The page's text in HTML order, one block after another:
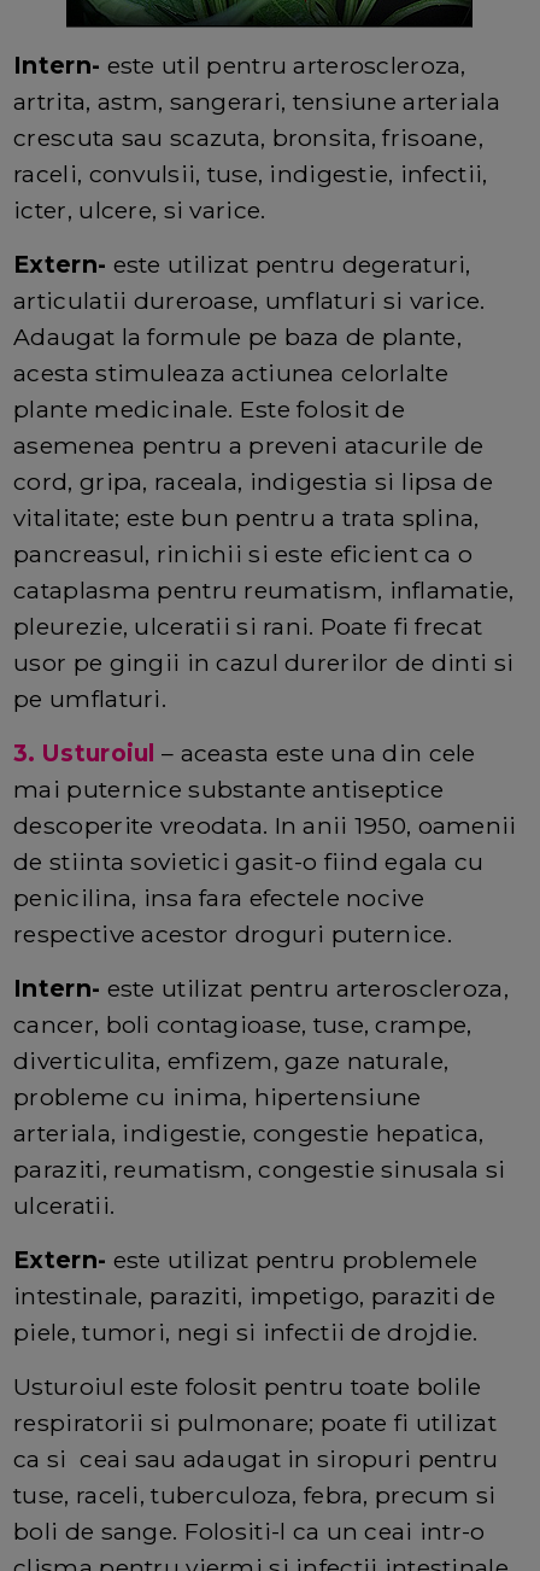
Intern- este util pentru arteroscleroza,
artrita, astm, sangerari, tensiune arteriala
crescuta sau scazuta, bronsita, frisoane,
raceli, convulsii, tuse, indigestie, infectii,
icter, ulcere, si varice.
Extern- este utilizat pentru degeraturi,
articulatii dureroase, umflaturi si varice.
Adaugat la formule pe baza de plante,
acesta stimuleaza actiunea celorlalte
plante medicinale. Este folosit de
asemenea pentru a preveni atacurile de
cord, gripa, raceala, indigestia si lipsa de
vitalitate; este bun pentru a trata splina,
pancreasul, rinichii si este eficient ca o
cataplasma pentru reumatism, inflamatie,
pleurezie, ulceratii si rani. Poate fi frecat
usor pe gingii in cazul durerilor de dinti si
pe umflaturi.
3. Usturoiul – aceasta este una din cele
mai puternice substante antiseptice
descoperite vreodata. In anii 1950, oamenii
de stiinta sovietici gasit-o fiind egala cu
penicilina, insa fara efectele nocive
respective acestor droguri puternice.
Intern- este utilizat pentru arteroscleroza,
cancer, boli contagioase, tuse, crampe,
diverticulita, emfizem, gaze naturale,
probleme cu inima, hipertensiune
arteriala, indigestie, congestie hepatica,
paraziti, reumatism, congestie sinusala si
ulceratii.
Extern- este utilizat pentru problemele
intestinale, paraziti, impetigo, paraziti de
piele, tumori, negi si infectii de drojdie.
Usturoiul este folosit pentru toate bolile
respiratorii si pulmonare; poate fi utilizat
ca si ceai sau adaugat in siropuri pentru
tuse, raceli, tuberculoza, febra, precum si
boli de sange. Folositi-l ca un ceai intr-o